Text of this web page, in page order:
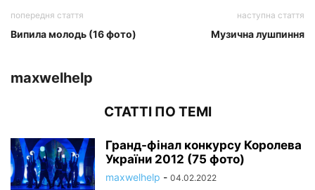
попередня стаття
Випила молодь (16 фото)
наступна стаття
Музична лушпиння
maxwelhelp
СТАТТІ ПО ТЕМІ
Гранд-фінал конкурсу Королева
України 2012 (75 фото)
maxwelhelp - 04.02.2022